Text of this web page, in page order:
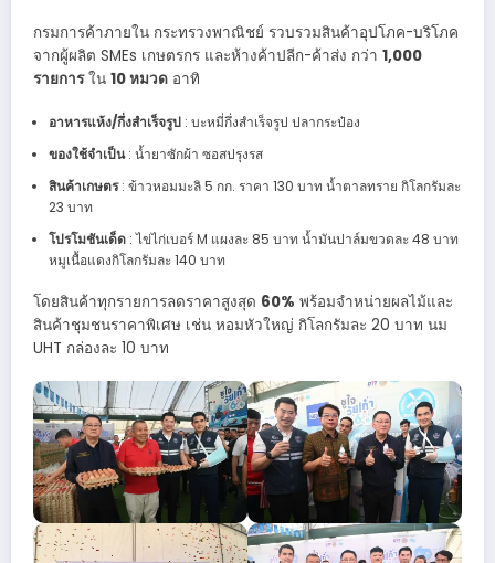
กรมการค้าภายใน กระทรวงพาณิชย์ รวบรวมสินค้าอุปโภค-บริโภค
จากผู้ผลิต SMEs เกษตรกร และห้างค้าปลีก-ค้าส่ง กว่า 1,000
รายการใน 10 หมวด อาทิ
อาหารแห้ง/กึ่งสำเร็จรูป: บะหมี่กึ่งสำเร็จรูป ปลากระป๋อง
ของใช้จำเป็น: น้ำยาซักผ้า ซอสปรุงรส
สินค้าเกษตร: ข้าวหอมมะลิ 5 กก. ราคา 130 บาท น้ำตาลทราย กิโลกรัมละ
23 บาท
โปรโมชันเด็ด: ไข่ไก่เบอร์ M แผงละ 85 บาท น้ำมันปาล์มขวดละ 48 บาท
หมูเนื้อแดงกิโลกรัมละ 140 บาท
โดยสินค้าทุกรายการลดราคาสูงสุด 60% พร้อมจำหน่ายผลไม้และ
สินค้าชุมชนราคาพิเศษ เช่น หอมหัวใหญ่ กิโลกรัมละ 20 บาท นม
UHT กล่องละ 10 บาท